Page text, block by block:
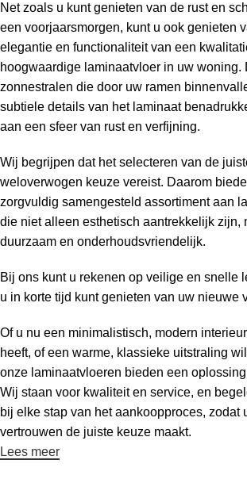
Net zoals u kunt genieten van de rust en
een voorjaarsmorgen, kunt u ook genieten
elegantie en functionaliteit van een
hoogwaardige laminaatvloer in uw woning.
zonnestralen die door uw ramen
subtiele details van het laminaat
aan een sfeer van rust en verfijning.
Wij begrijpen dat het selecteren van de
weloverwogen keuze vereist. Daarom
zorgvuldig samengesteld assortiment aan
die niet alleen esthetisch aantrekkelijk zijn,
duurzaam en onderhoudsvriendelijk.
Bij ons kunt u rekenen op veilige en snelle
u in korte tijd kunt genieten van uw nieuwe
Of u nu een minimalistisch, modern
heeft, of een warme, klassieke uitstraling
onze laminaatvloeren bieden een
Wij staan voor kwaliteit en service, en
bij elke stap van het aankoopproces, zodat
vertrouwen de juiste keuze maakt.
Lees meer